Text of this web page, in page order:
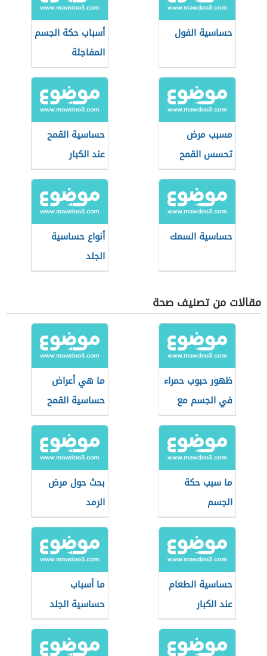
حساسية الفول
أسباب حكة الجسم
المفاجئة
مسبب مرض
تحسس القمح
حساسية القمح
عند الكبار
حساسية السمك
أنواع حساسية
الجلد
مقالات من تصنيف صحة
ظهور حبوب حمراء
في الجسم مع
حكة
ما هي أعراض
حساسية القمح
ما سبب حكة
الجسم
بحث حول مرض
الرمد
حساسية الطعام
عند الكبار
ما أسباب
حساسية الجلد